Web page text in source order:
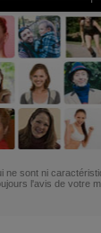
sont ni
l'avis de votre